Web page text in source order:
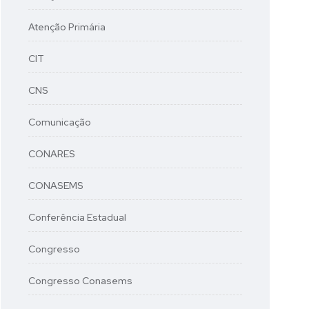
Atenção Primária
CIT
CNS
Comunicação
CONARES
CONASEMS
Conferência Estadual
Congresso
Congresso Conasems